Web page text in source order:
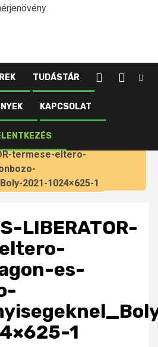
TUDÁSTÁR
KAPCSOLAT
termese-eltero-
2021-1024×625-1
LIBERATOR-
es-
1